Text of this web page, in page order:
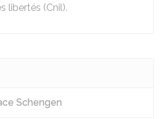
libertés (Cnil).
Schengen